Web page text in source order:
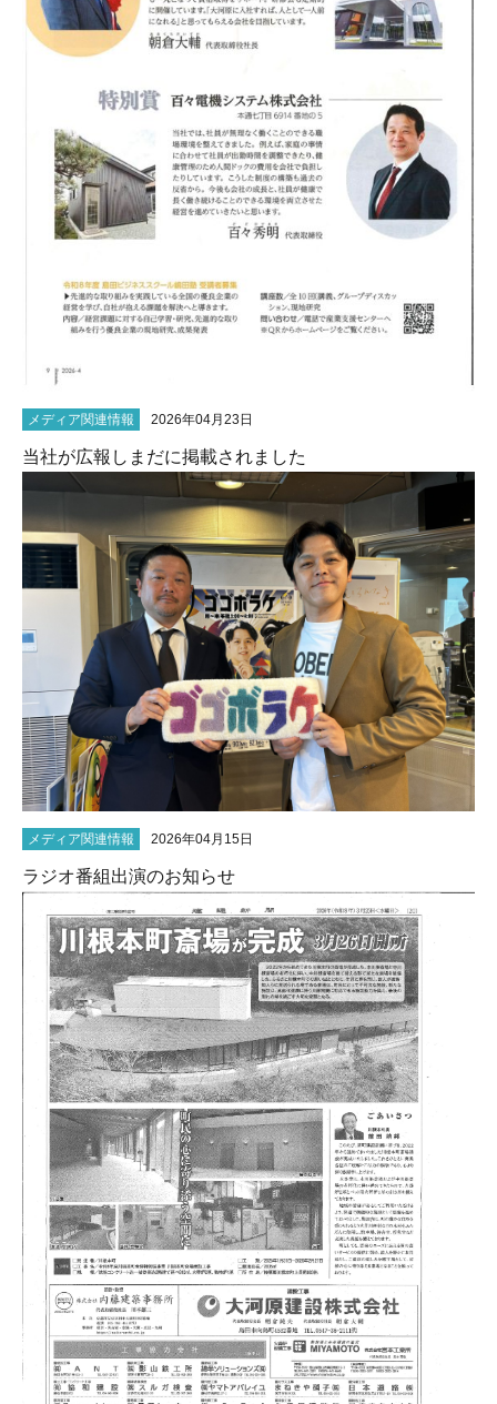
メディア関連情報 2026年04月23日
当社が広報しまだに掲載されました
メディア関連情報 2026年04月15日
ラジオ番組出演のお知らせ